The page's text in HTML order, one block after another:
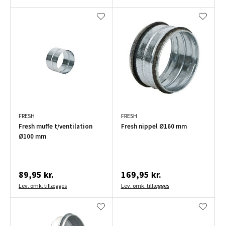
FRESH
Fresh muffe t/ventilation
Ø100 mm
89,95 kr.
Lev. omk. tillægges
FRESH
Fresh nippel Ø160 mm
169,95 kr.
Lev. omk. tillægges